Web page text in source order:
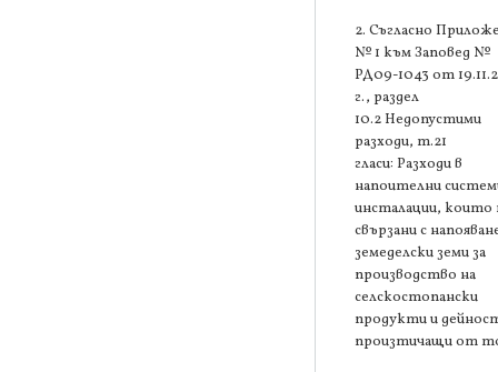
2. Съгласно
№ 1 към Заповед №
РД09-1043 от
г., раздел
10.2 Недопустими
разходи, т.21
гласи: Разходи в
напоителни
инсталации, които
свързани с
земеделски земи за
производство на
селскостопански
продукти и
произтичащи от